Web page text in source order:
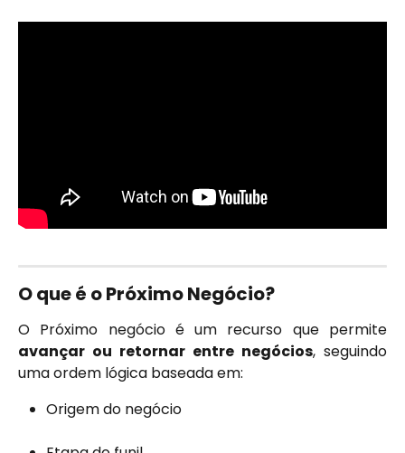
O que é o Próximo Negócio?
O Próximo negócio é um recurso que permite
avançar ou retornar entre negócios, seguindo
uma ordem lógica baseada em:
Origem do negócio